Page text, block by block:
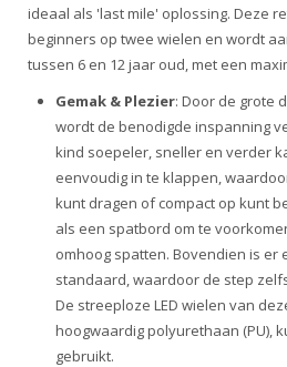
ideaal als 'last mile' oplossing. Deze
beginners op twee wielen en wordt
tussen 6 en 12 jaar oud, met een
Gemak & Plezier: Door de grote
wordt de benodigde inspanning
kind soepeler, sneller en verder
eenvoudig in te klappen,
kunt dragen of compact op kunt
als een spatbord om te
omhoog spatten. Bovendien is er
standaard, waardoor de step
De streeploze LED wielen van
hoogwaardig polyurethaan (PU),
gebruikt.